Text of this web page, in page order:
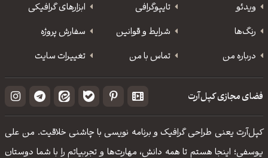
ویدئو
‌تایپوگرافی
ابزارهای گرافیکی
رنگ‌ها
شرایط و قوانین
سفارش پروژه
درباره من
تماس با من تغییرات سایت
فضای مجازی کپل‌آرت
کپل‌آرت یعنی طراحی گرافیک و برنامه نویسی با چاشنی خلاقیت. من علی
یوسفی؛ اینجا هستم تا همه دانش، مهارت‌‌ها و تجربیاتم را با شما دوستان